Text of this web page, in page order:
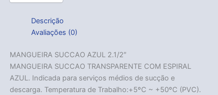
Descrição
Avaliações (0)
MANGUEIRA SUCCAO AZUL 2.1/2″
MANGUEIRA SUCCAO TRANSPARENTE COM ESPIRAL
AZUL. Indicada para serviços médios de sucção e
descarga. Temperatura de Trabalho:+5ºC ~ +50ºC (PVC).